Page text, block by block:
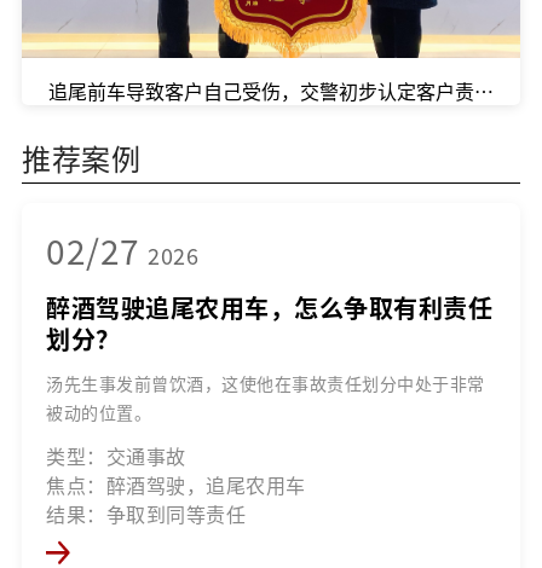
追尾前车导致客户自己受伤，交警初步认定客户责任比
推荐案例
02/27 2026
醉酒驾驶追尾农用车，怎么争取有利责任
划分？
汤先生事发前曾饮酒，这使他在事故责任划分中处于非常
被动的位置。
类型：交通事故
焦点：醉酒驾驶，追尾农用车
结果：争取到同等责任